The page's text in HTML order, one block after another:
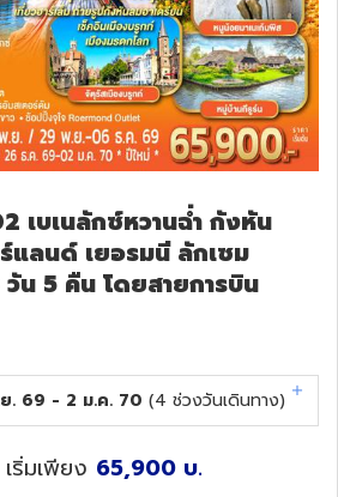
เบเนลักซ์หวานฉ่ำ กังหัน
ร์แลนด์ เยอรมนี ลักเซม
วัน 5 คืน โดยสายการบิน
. 69 - 2 ม.ค. 70 (4 ช่วงวันเดินทาง)
เริ่มเพียง 65,900 บ.